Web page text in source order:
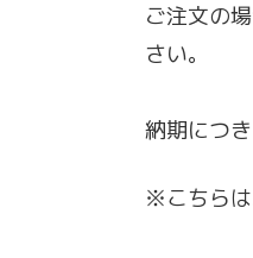
ご注文の
さい。
納期につ
※こちらは